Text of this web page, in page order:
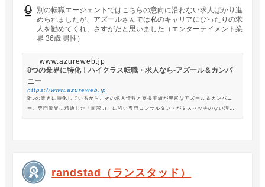
別の転職エージェントではこちらの意向に沿わない求人ばかり進
められましたが、アズールさんでは私のキャリアにぴったりの求
人を勧めてくれ、さすがだと思いました（エンターテイメント業
界 36歳 男性）
www.azureweb.jp
8つの業界に特化！ハイクラス転職・求人なら-アズール＆カンパ
ニー
https://www.azureweb.jp
8つの業界に特化しているからこその求人情報と支援実績が豊富なアズール＆カンパニ
ー。専門業界に精通した「面談力」に強い専門コンサルタントがミスマッチのない理想
randstad（ランスタッド）